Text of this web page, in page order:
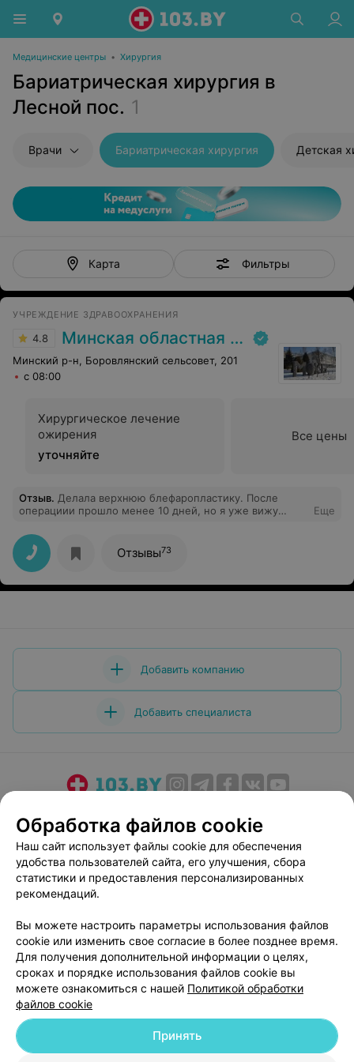
Медицинские центры • Хирургия
Бариатрическая хирургия в
Лесной пос. 1
Врачи Бариатрическая хирургия Детская
Карта Фильтры
УЧРЕЖДЕНИЕ ЗДРАВООХРАНЕНИЯ
4.8 Минская областная клиническая больница
Минский р-н, Боровлянский сельсовет, 201
с 08:00
Хирургическое лечение
ожирения
уточняйте
Все цены
Отзыв. Делала верхнюю блефаропластику. После
операциии прошло менее 10 дней, но я уже вижу
Все удивляются, как я изменилась. Фотографии скажут
сами за себя. Евгений Игоревич был на связи после
операции и интересовался процессом заживления. За
это отдельное спасибо!!!
Еще
Отзывы73
Добавить компанию
Добавить специалиста
Медицинский маркетинг
Публичный договор
Пользовательское соглашение
Способы оплаты
Вакансии
Партнеры
Написать руководителю 103.by
Персональные настройки cookie
Обработка персональных данных
Обработка файлов cookie
Наш сайт использует файлы cookie для обеспечения
удобства пользователей сайта, его улучшения, сбора
статистики и предоставления персонализированных
рекомендаций.
Вы можете настроить параметры использования файлов
cookie или изменить свое согласие в более позднее время.
Для получения дополнительной информации о целях,
сроках и порядке использования файлов cookie вы
можете ознакомиться с нашей Политикой обработки
файлов cookie
Принять